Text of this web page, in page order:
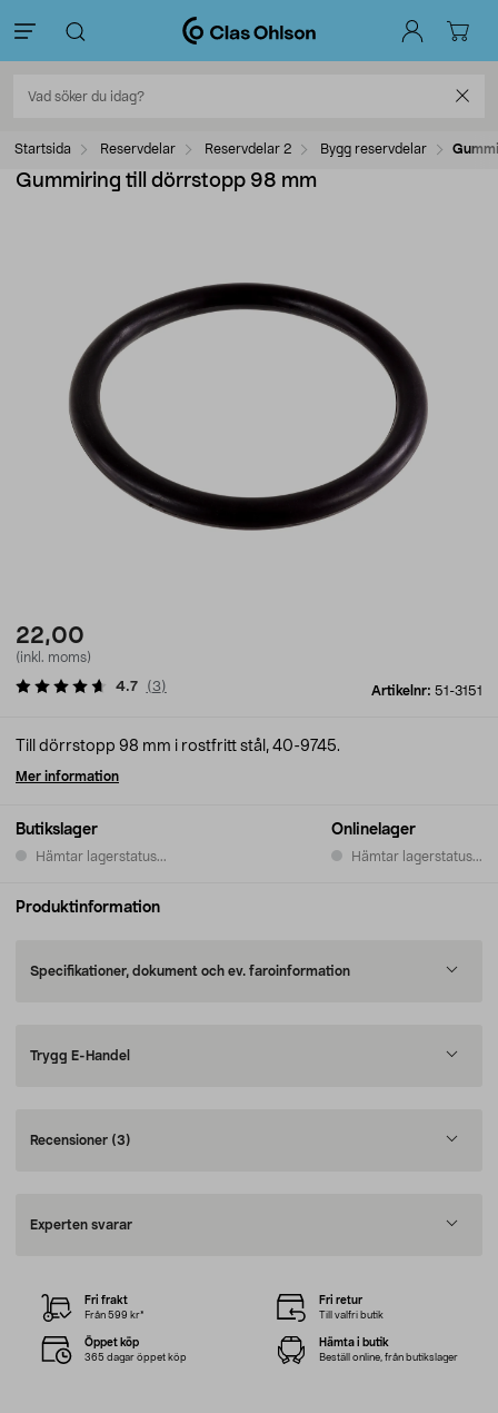
Startsida Reservdelar Reservdelar 2 Bygg reservdelar
Gummiring till dörrstopp 98 mm
22,00
(inkl. moms)
Artikelnr: 51-3151
4.7 (3)
Butikslager
Hämtar lagerstatus...
Onlinelager
Hämtar lagerstatus...
Till dörrstopp 98 mm i rostfritt stål, 40-9745.
Mer information
Produktinformation
Specifikationer, dokument och ev. faroinformation
Trygg E-Handel
Recensioner (3)
Experten svarar
Fri frakt
Från 599 kr*
Fri retur
Till valfri butik
Öppet köp
365 dagar öppet köp
Hämta i butik
Beställ online, från butikslager